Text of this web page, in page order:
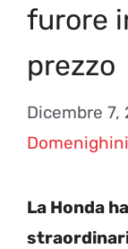
furore
prezzo
Dicembre 7,
Domenighini
La Honda